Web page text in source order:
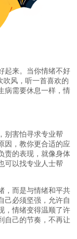
来。当你情绪不好
吹风，听一首喜欢的
病需要休息一样，情
害怕寻求专业帮
因，教你更合适的应
责的表现，就像身体
可以找专业人士帮
而是与情绪和平共
己必须坚强，允许自
，情绪变得温顺了许
自己的节奏，不再让